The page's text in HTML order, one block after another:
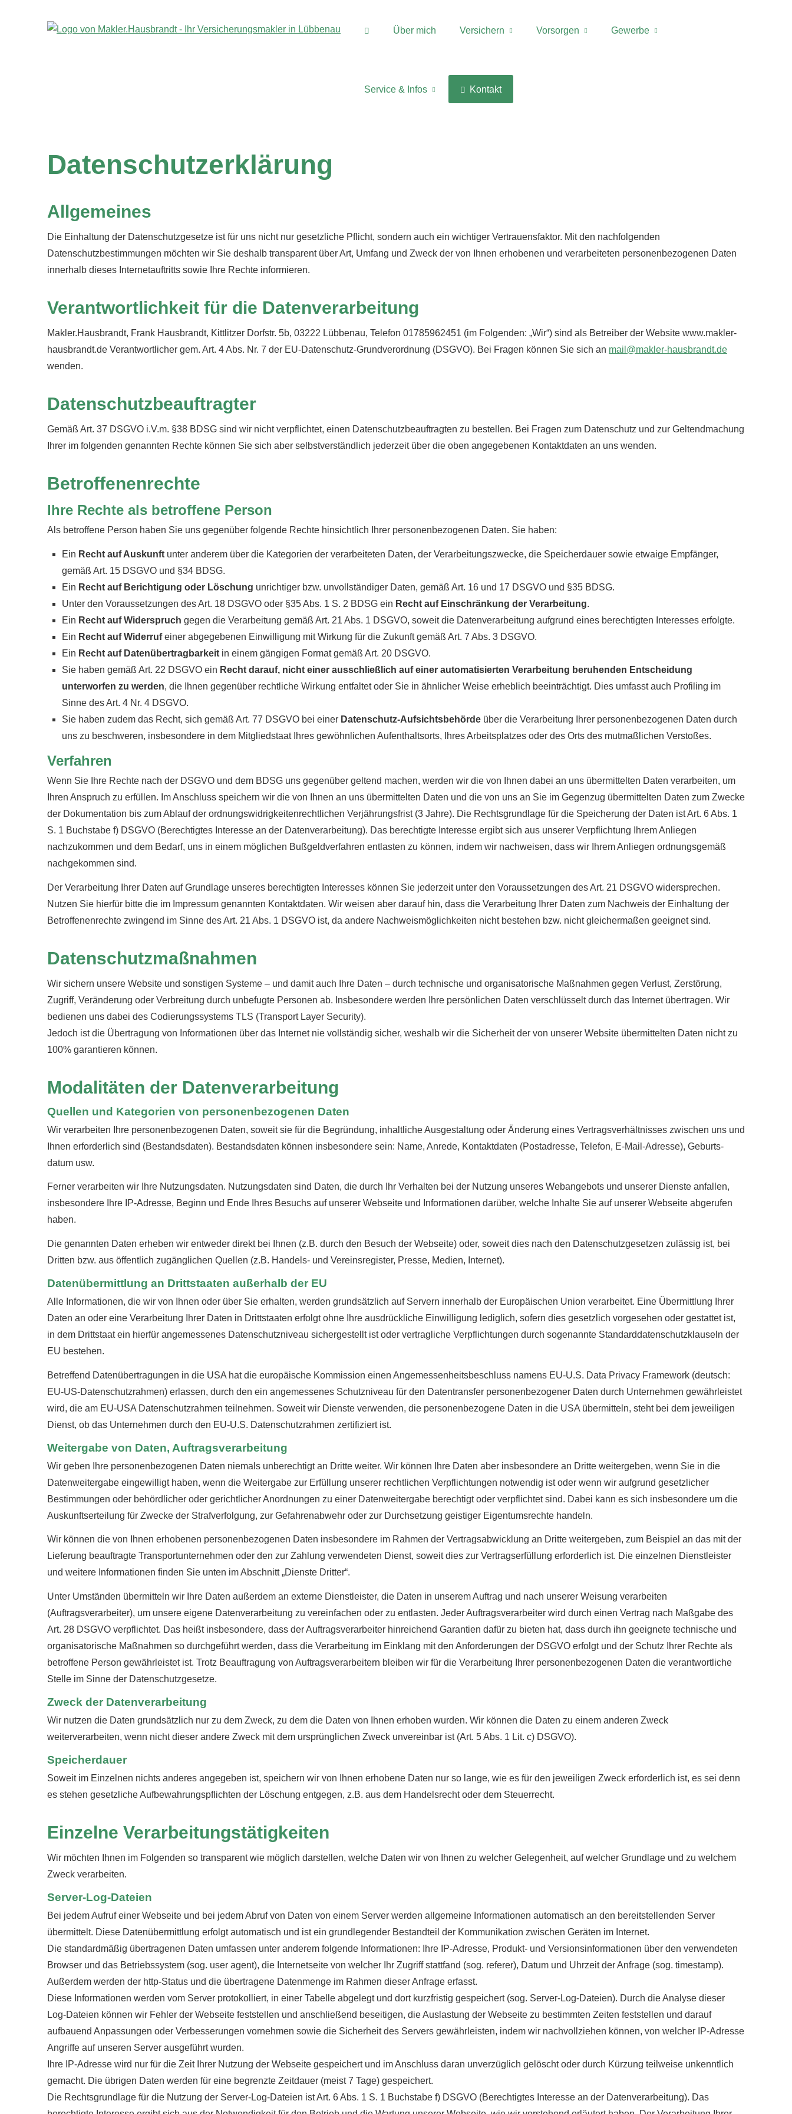
Über mich Versichern Vorsorgen Gewerbe
Service & Infos Kontakt
Datenschutzerklärung
Allgemeines
Die Einhaltung der Datenschutzgesetze ist für uns nicht nur gesetzliche Pflicht, sondern auch ein wichtiger Vertrauensfaktor. Mit den nachfolgenden
Datenschutzbestimmungen möchten wir Sie deshalb transparent über Art, Umfang und Zweck der von Ihnen erhobenen und verarbeiteten personenbezogenen Daten
innerhalb dieses Internetauftritts sowie Ihre Rechte informieren.
Verantwortlichkeit für die Datenverarbeitung
Makler.Hausbrandt, Frank Hausbrandt, Kittlitzer Dorfstr. 5b, 03222 Lübbenau, Telefon 01785962451 (im Folgenden: „Wir“) sind als Betreiber der Website www.makler-
hausbrandt.de Verantwortlicher gem. Art. 4 Abs. Nr. 7 der EU-Datenschutz-Grundverordnung (DSGVO). Bei Fragen können Sie sich an mail@makler-hausbrandt.de
wenden.
Datenschutzbeauftragter
Gemäß Art. 37 DSGVO i.V.m. §38 BDSG sind wir nicht verpflichtet, einen Datenschutzbeauftragten zu bestellen. Bei Fragen zum Datenschutz und zur Geltendmachung
Ihrer im folgenden genannten Rechte können Sie sich aber selbstverständlich jederzeit über die oben angegebenen Kontaktdaten an uns wenden.
Betroffenenrechte
Ihre Rechte als betroffene Person
Als betroffene Person haben Sie uns gegenüber folgende Rechte hinsichtlich Ihrer personenbezogenen Daten. Sie haben:
Ein Recht auf Auskunft unter anderem über die Kategorien der verarbeiteten Daten, der Verarbeitungszwecke, die Speicherdauer sowie etwaige Empfänger,
gemäß Art. 15 DSGVO und §34 BDSG.
Ein Recht auf Berichtigung oder Löschung unrichtiger bzw. unvollständiger Daten, gemäß Art. 16 und 17 DSGVO und §35 BDSG.
Unter den Voraussetzungen des Art. 18 DSGVO oder §35 Abs. 1 S. 2 BDSG ein Recht auf Einschränkung der Verarbeitung.
Ein Recht auf Widerspruch gegen die Verarbeitung gemäß Art. 21 Abs. 1 DSGVO, soweit die Datenverarbeitung aufgrund eines berechtigten Interesses erfolgte.
Ein Recht auf Widerrufeiner abgegebenen Einwilligung mit Wirkung für die Zukunft gemäß Art. 7 Abs. 3 DSGVO.
Ein Recht auf Datenübertragbarkeit in einem gängigen Format gemäß Art. 20 DSGVO.
Sie haben gemäß Art. 22 DSGVO ein Recht darauf, nicht einer ausschließlich auf einer automatisierten Verarbeitung beruhenden Entscheidung
unterworfen zu werden, die Ihnen gegenüber rechtliche Wirkung entfaltet oder Sie in ähnlicher Weise erheblich beeinträchtigt. Dies umfasst auch Profiling im
Sinne des Art. 4 Nr. 4 DSGVO.
Sie haben zudem das Recht, sich gemäß Art. 77 DSGVO bei einer Datenschutz-Aufsichtsbehörde über die Verarbeitung Ihrer personenbezogenen Daten durch
uns zu beschweren, insbesondere in dem Mitgliedstaat Ihres gewöhnlichen Aufenthaltsorts, Ihres Arbeitsplatzes oder des Orts des mutmaßlichen Verstoßes.
Verfahren
Wenn Sie Ihre Rechte nach der DSGVO und dem BDSG uns gegenüber geltend machen, werden wir die von Ihnen dabei an uns übermittelten Daten verarbeiten, um
Ihren Anspruch zu erfüllen. Im Anschluss speichern wir die von Ihnen an uns übermittelten Daten und die von uns an Sie im Gegenzug übermittelten Daten zum Zwecke
der Dokumentation bis zum Ablauf der ordnungswidrigkeitenrechtlichen Verjährungsfrist (3 Jahre). Die Rechtsgrundlage für die Speicherung der Daten ist Art. 6 Abs. 1
S. 1 Buchstabe f) DSGVO (Berechtigtes Interesse an der Datenverarbeitung). Das berechtigte Interesse ergibt sich aus unserer Verpflichtung Ihrem Anliegen
nachzukommen und dem Bedarf, uns in einem möglichen Bußgeldverfahren entlasten zu können, indem wir nachweisen, dass wir Ihrem Anliegen ordnungsgemäß
nachgekommen sind.
Der Verarbeitung Ihrer Daten auf Grundlage unseres berechtigten Interesses können Sie jederzeit unter den Voraussetzungen des Art. 21 DSGVO widersprechen.
Nutzen Sie hierfür bitte die im Impressum genannten Kontaktdaten. Wir weisen aber darauf hin, dass die Verarbeitung Ihrer Daten zum Nachweis der Einhaltung der
Betroffenenrechte zwingend im Sinne des Art. 21 Abs. 1 DSGVO ist, da andere Nachweismöglichkeiten nicht bestehen bzw. nicht gleichermaßen geeignet sind.
Datenschutzmaßnahmen
Wir sichern unsere Website und sonstigen Systeme – und damit auch Ihre Daten – durch technische und organisatorische Maßnahmen gegen Verlust, Zerstörung,
Zugriff, Veränderung oder Verbreitung durch unbefugte Per­sonen ab. Insbesondere werden Ihre persönlichen Daten verschlüsselt durch das Internet übertragen. Wir
bedienen uns dabei des Codierungssystems TLS (Transport Layer Security).
Jedoch ist die Übertragung von Informationen über das Internet nie vollständig sicher, weshalb wir die Sicherheit der von unserer Website übermittelten Daten nicht zu
100% garantieren können.
Modalitäten der Datenverarbeitung
Quellen und Kategorien von personenbezogenen Daten
Wir verarbeiten Ihre personenbezogenen Daten, soweit sie für die Begründung, inhaltliche Ausgestaltung oder Änderung eines Vertragsverhältnisses zwischen uns und
Ihnen erforderlich sind (Bestandsdaten). Bestandsdaten können insbesondere sein: Name, Anrede, Kontaktdaten (Postadresse, Telefon, E-Mail-Adresse), Geburts­
datum usw.
Ferner verarbeiten wir Ihre Nutzungsdaten. Nutzungsdaten sind Daten, die durch Ihr Verhalten bei der Nutzung unseres Webangebots und unserer Dienste anfallen,
insbesondere Ihre IP-Adresse, Beginn und Ende Ihres Besuchs auf unserer Webseite und Informationen darüber, welche Inhalte Sie auf unserer Webseite abgerufen
haben.
Die genannten Daten erheben wir entweder direkt bei Ihnen (z.B. durch den Besuch der Webseite) oder, soweit dies nach den Datenschutzgesetzen zulässig ist, bei
Dritten bzw. aus öffentlich zugänglichen Quellen (z.B. Handels- und Vereinsregister, Presse, Medien, Internet).
Datenübermittlung an Drittstaaten außerhalb der EU
Alle Informationen, die wir von Ihnen oder über Sie erhalten, werden grundsätzlich auf Servern innerhalb der Europäischen Union verarbeitet. Eine Übermittlung Ihrer
Daten an oder eine Verarbeitung Ihrer Daten in Drittstaaten erfolgt ohne Ihre ausdrückliche Einwilligung lediglich, sofern dies gesetzlich vorgesehen oder gestattet ist,
in dem Drittstaat ein hierfür angemessenes Datenschutzniveau sichergestellt ist oder vertragliche Verpflichtungen durch sogenannte Standarddatenschutzklauseln der
EU bestehen.
Betreffend Datenübertragungen in die USA hat die europäische Kommission einen Angemessenheitsbeschluss namens EU-U.S. Data Privacy Framework (deutsch:
EU-US-Datenschutzrahmen) erlassen, durch den ein angemessenes Schutzniveau für den Datentransfer personenbezogener Daten durch Unternehmen gewährleistet
wird, die am EU-USA Datenschutzrahmen teilnehmen. Soweit wir Dienste verwenden, die personenbezogene Daten in die USA übermitteln, steht bei dem jeweiligen
Dienst, ob das Unternehmen durch den EU-U.S. Datenschutzrahmen zertifiziert ist.
Weitergabe von Daten, Auftragsverarbeitung
Wir geben Ihre personenbezogenen Daten niemals unberechtigt an Dritte weiter. Wir können Ihre Daten aber insbesondere an Dritte weitergeben, wenn Sie in die
Datenweitergabe eingewilligt haben, wenn die Weitergabe zur Erfüllung unserer rechtlichen Verpflichtungen notwendig ist oder wenn wir aufgrund gesetzlicher
Bestimmungen oder behördlicher oder gerichtlicher Anordnungen zu einer Datenweitergabe berechtigt oder verpflichtet sind. Dabei kann es sich insbesondere um die
Auskunftserteilung für Zwecke der Strafverfolgung, zur Gefahrenabwehr oder zur Durchsetzung geistiger Eigentumsrechte handeln.
Wir können die von Ihnen erhobenen personenbezogenen Daten insbesondere im Rahmen der Vertragsabwicklung an Dritte weitergeben, zum Beispiel an das mit der
Lieferung beauftragte Transportunternehmen oder den zur Zahlung verwendeten Dienst, soweit dies zur Vertragserfüllung erforderlich ist. Die einzelnen Dienstleister
und weitere Informationen finden Sie unten im Abschnitt „Dienste Dritter“.
Unter Umständen übermitteln wir Ihre Daten außerdem an externe Dienstleister, die Daten in unserem Auftrag und nach unserer Weisung verarbeiten
(Auftragsverarbeiter), um unsere eigene Datenverarbeitung zu vereinfachen oder zu entlasten. Jeder Auftragsverarbeiter wird durch einen Vertrag nach Maßgabe des
Art. 28 DSGVO verpflichtet. Das heißt insbesondere, dass der Auftragsverarbeiter hinreichend Garantien dafür zu bieten hat, dass durch ihn geeignete technische und
organisatorische Maßnahmen so durchgeführt werden, dass die Verarbeitung im Einklang mit den Anforderungen der DSGVO erfolgt und der Schutz Ihrer Rechte als
betroffene Person gewährleistet ist. Trotz Beauftragung von Auftragsverarbeitern bleiben wir für die Verarbeitung Ihrer personenbezogenen Daten die verantwortliche
Stelle im Sinne der Datenschutzgesetze.
Zweck der Datenverarbeitung
Wir nutzen die Daten grundsätzlich nur zu dem Zweck, zu dem die Daten von Ihnen erhoben wurden. Wir können die Daten zu einem anderen Zweck
weiterverarbeiten, wenn nicht dieser andere Zweck mit dem ursprünglichen Zweck unvereinbar ist (Art. 5 Abs. 1 Lit. c) DSGVO).
Speicherdauer
Soweit im Einzelnen nichts anderes angegeben ist, speichern wir von Ihnen erhobene Daten nur so lange, wie es für den jeweiligen Zweck erforderlich ist, es sei denn
es stehen gesetzliche Aufbewahrungspflichten der Löschung entgegen, z.B. aus dem Handelsrecht oder dem Steuerrecht.
Einzelne Verarbeitungstätigkeiten
Wir möchten Ihnen im Folgenden so transparent wie möglich darstellen, welche Daten wir von Ihnen zu welcher Gelegenheit, auf welcher Grundlage und zu welchem
Zweck verarbeiten.
Server-Log-Dateien
Bei jedem Aufruf einer Webseite und bei jedem Abruf von Daten von einem Server werden allgemeine Informationen automatisch an den bereitstellenden Server
übermittelt. Diese Datenübermittlung erfolgt automatisch und ist ein grundlegender Bestandteil der Kommunikation zwischen Geräten im Internet.
Die standardmäßig übertragenen Daten umfassen unter anderem folgende Informationen: Ihre IP-Adresse, Produkt- und Versionsinformationen über den verwendeten
Browser und das Betriebssystem (sog. user agent), die Internetseite von welcher Ihr Zugriff stattfand (sog. referer), Datum und Uhrzeit der Anfrage (sog. timestamp).
Außerdem werden der http-Status und die übertragene Datenmenge im Rahmen dieser Anfrage erfasst.
Diese Informationen werden vom Server protokolliert, in einer Tabelle abgelegt und dort kurzfristig gespeichert (sog. Server-Log-Dateien). Durch die Analyse dieser
Log-Dateien können wir Fehler der Webseite feststellen und anschließend beseitigen, die Auslastung der Webseite zu bestimmten Zeiten feststellen und darauf
aufbauend Anpassungen oder Verbesserungen vornehmen sowie die Sicherheit des Servers gewährleisten, indem wir nachvollziehen können, von welcher IP-Adresse
Angriffe auf unseren Server ausgeführt wurden.
Ihre IP-Adresse wird nur für die Zeit Ihrer Nutzung der Webseite gespeichert und im Anschluss daran unverzüglich gelöscht oder durch Kürzung teilweise unkenntlich
gemacht. Die übrigen Daten werden für eine begrenzte Zeitdauer (meist 7 Tage) gespeichert.
Die Rechtsgrundlage für die Nutzung der Server-Log-Dateien ist Art. 6 Abs. 1 S. 1 Buchstabe f) DSGVO (Berechtigtes Interesse an der Datenverarbeitung). Das